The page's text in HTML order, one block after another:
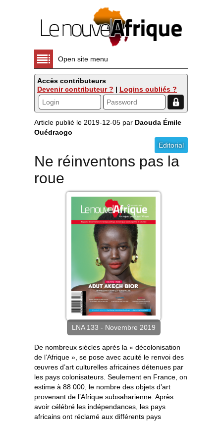
Open site menu
Accès contributeurs
Devenir contributeur ? | Logins oubliés ?
Article publié le 2019-12-05 par Daouda Émile
Ouédraogo
Editorial
Ne réinventons pas la
roue
LNA 133 - Novembre 2019
De nombreux siècles après la « décolonisation
de l’Afrique », se pose avec acuité le renvoi des
œuvres d’art culturelles africaines détenues par
les pays colonisateurs. Seulement en France, on
estime à 88 000, le nombre des objets d’art
provenant de l’Afrique subsaharienne. Après
avoir célébré les indépendances, les pays
africains ont réclamé aux différents pays